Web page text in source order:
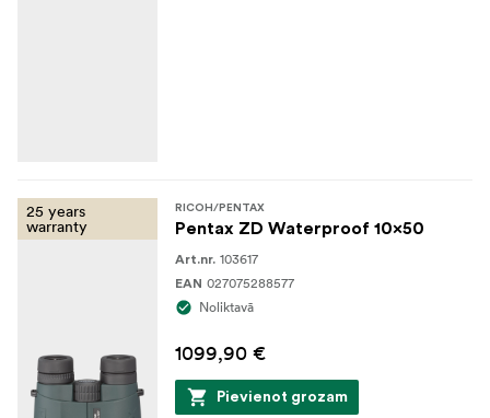
25 years
warranty
RICOH/PENTAX
Pentax ZD Waterproof 10x50
Art.nr. 103617
EAN 027075288577
Noliktavā
1099,90 €
Pievienot grozam